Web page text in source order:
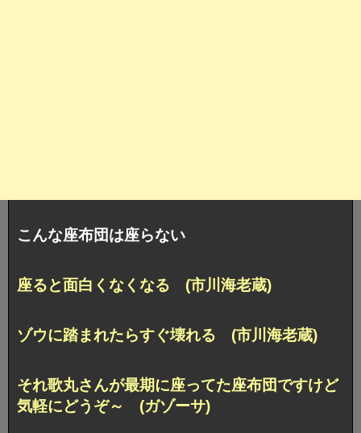
こんな座布団は座らない
座ると面白くなくなる (市川海老蔵)
ゾウに踏まれたらすぐ壊れる (市川海老蔵)
それ歌丸さんが最期に座ってた座布団ですけど
気軽にどうぞ～ (ガゾーサ)